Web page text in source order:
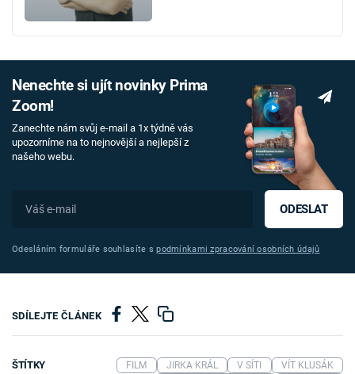
Nenechte si ujít novinky Prima
Zoom!
Zanechte nám svůj e-mail a 1x týdně vás
upozorníme na to nejnovější a nejlepší z
našeho webu.
ODESLAT
Odesláním formuláře souhlasíte spodmínkami zpracování osobních údajů
SDÍLEJTE ČLÁNEK
ŠTÍTKY FILM JIRKA KRÁL V SÍTI
VÍT KLUSÁK